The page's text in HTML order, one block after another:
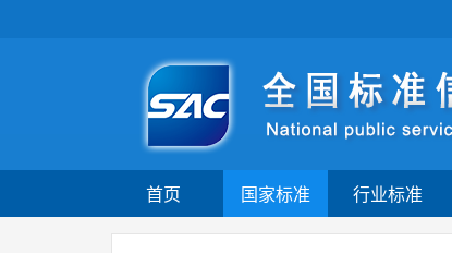
首页 国家标准 行业标准